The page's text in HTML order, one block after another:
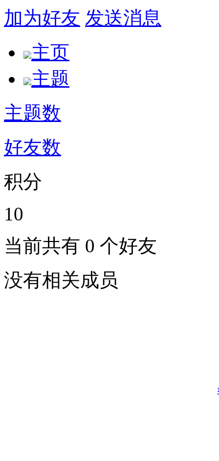
加为好友 发送消息
主页
主题
主题数
好友数
积分
10
当前共有 0 个好友
没有相关成员